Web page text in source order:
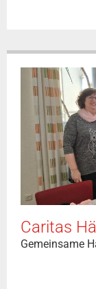
Caritas
Gemeinsame